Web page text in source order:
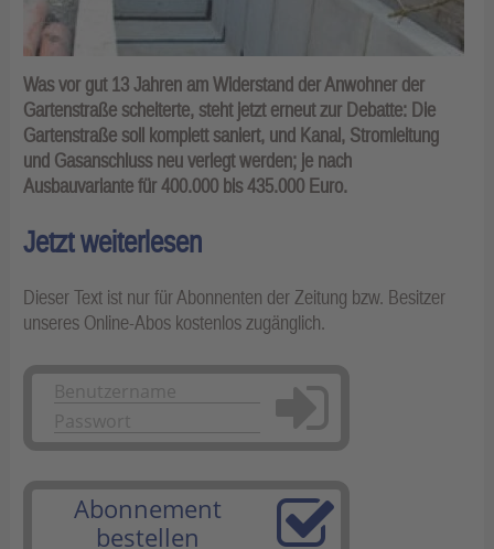
Was vor gut 13 Jahren am Widerstand der Anwohner der
Gartenstraße scheiterte, steht jetzt erneut zur Debatte: Die
Gartenstraße soll komplett saniert, und Kanal, Stromleitung
und Gasanschluss neu verlegt werden; je nach
Ausbauvariante für 400.000 bis 435.000 Euro.
Jetzt weiterlesen
Dieser Text ist nur für Abonnenten der Zeitung bzw. Besitzer
unseres Online-Abos kostenlos zugänglich.
Anmelden
Abonnement
bestellen